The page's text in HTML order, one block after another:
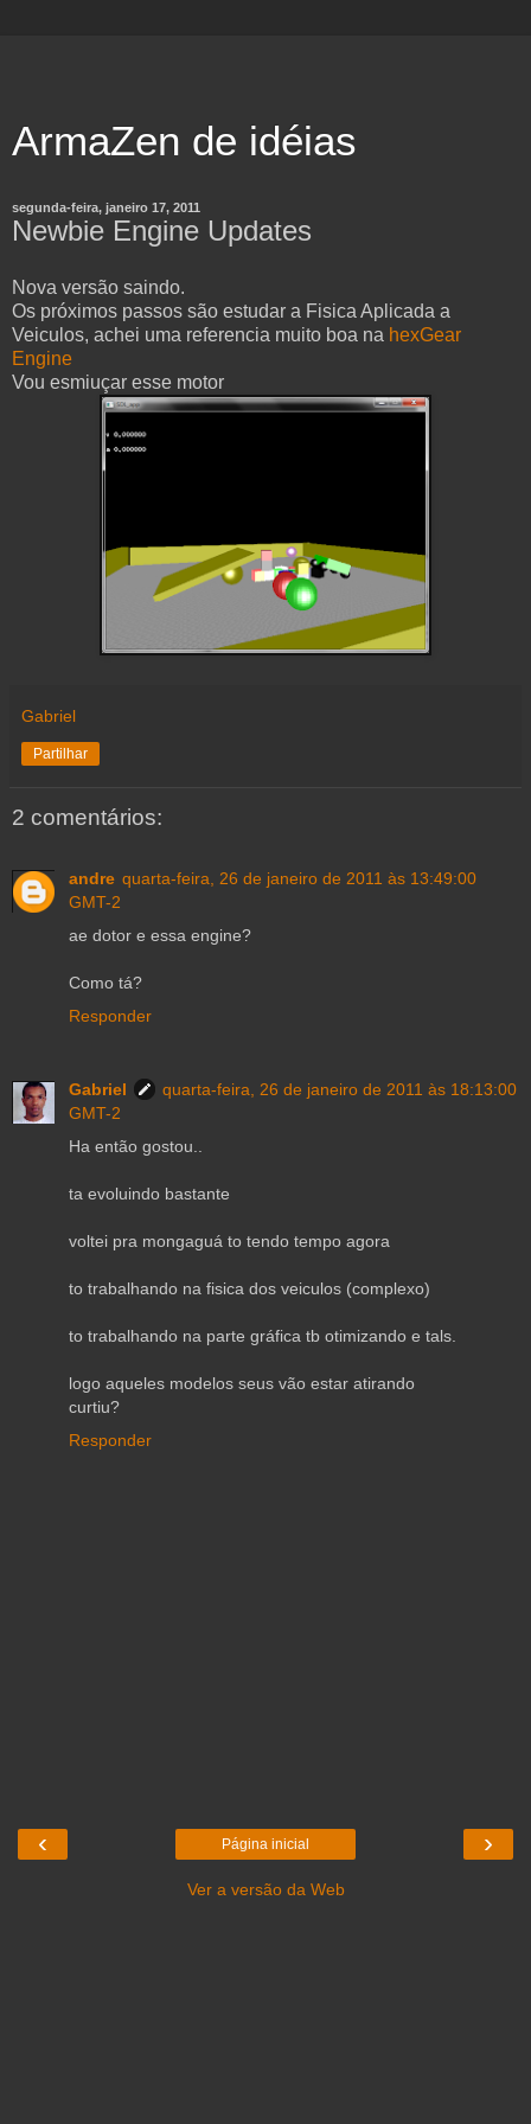
ArmaZen de idéias
segunda-feira, janeiro 17, 2011
Newbie Engine Updates
Nova versão saindo.
Os próximos passos são estudar a Fisica Aplicada a
Veiculos, achei uma referencia muito boa na hexGear
Engine
Vou esmiuçar esse motor
Gabriel
Partilhar
2 comentários:
andre quarta-feira, 26 de janeiro de 2011 às 13:49:00
GMT-2
ae dotor e essa engine?
Como tá?
Responder
Gabriel
quarta-feira, 26 de janeiro de 2011 às 18:13:00
GMT-2
Ha então gostou..
ta evoluindo bastante
voltei pra mongaguá to tendo tempo agora
to trabalhando na fisica dos veiculos (complexo)
to trabalhando na parte gráfica tb otimizando e tals.
logo aqueles modelos seus vão estar atirando
curtiu?
Responder
‹ ›
Página inicial
Ver a versão da Web